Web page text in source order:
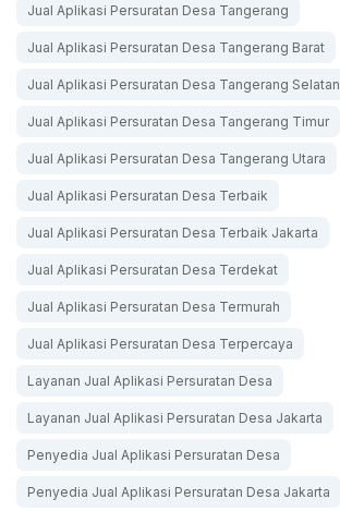
Jual Aplikasi Persuratan Desa Tangerang
Jual Aplikasi Persuratan Desa Tangerang Barat
Jual Aplikasi Persuratan Desa Tangerang Selatan
Jual Aplikasi Persuratan Desa Tangerang Timur
Jual Aplikasi Persuratan Desa Tangerang Utara
Jual Aplikasi Persuratan Desa Terbaik
Jual Aplikasi Persuratan Desa Terbaik Jakarta
Jual Aplikasi Persuratan Desa Terdekat
Jual Aplikasi Persuratan Desa Termurah
Jual Aplikasi Persuratan Desa Terpercaya
Layanan Jual Aplikasi Persuratan Desa
Layanan Jual Aplikasi Persuratan Desa Jakarta
Penyedia Jual Aplikasi Persuratan Desa
Penyedia Jual Aplikasi Persuratan Desa Jakarta